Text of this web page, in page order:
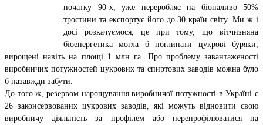
початку 90-х, уже переробляє на біопаливо 50%
тростини та експортує його до 30 країн світу. Ми ж і
досі розкачуємося, це при тому, що вітчизняна
біоенергетика могла б поглинати цукрові буряки,
вирощені навіть на площі 1 млн га. Про проблему завантаженості
виробничих потужностей цукрових та спиртових заводів можна було
б назавжди забути.
До того ж, резервом нарощування виробничої потужності в Україні є
26 законсервованих цукрових заводів, які можуть відновити свою
виробничу діяльність за профілем або перепрофілюватися на